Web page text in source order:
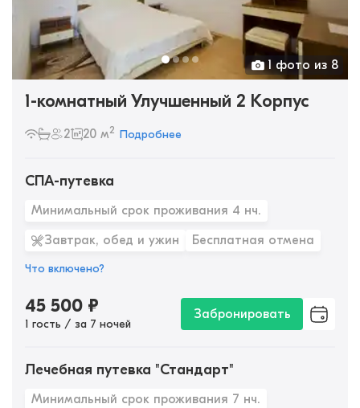
1 фото из 8
1-комнатный Улучшенный 2 Корпус
2 20 м2 Подробнее
СПА-путевка
Минимальный срок проживания 4 нч.
Завтрак, обед и ужин Бесплатная отмена
Что включено?
45 500 ₽
1 гость / за 7 ночей
Забронировать
Лечебная путевка "Стандарт"
Минимальный срок проживания 7 нч.